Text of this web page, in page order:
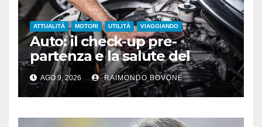
ATTUALITÀ MOTORI UTILITÀ VIAGGIANDO
Auto: il check-up pre-
partenza e la salute del
motore sotto il sole
AGO 9, 2026 RAIMONDO BOVONE